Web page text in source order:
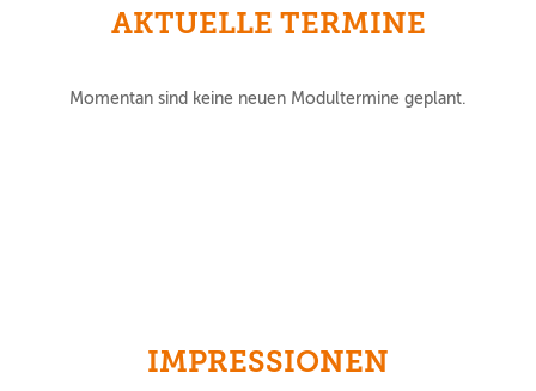
AKTUELLE TERMINE
Momentan sind keine neuen Modultermine geplant.
IMPRESSIONEN